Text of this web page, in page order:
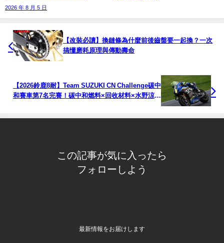
2026 年 8 月 5 日
【改裝必讀】換鏈條為什麼前後齒盤要一起換？一次
搞懂磨耗原理與傳動壽命
【2026鈴鹿8耐】Team SUZUKI CN Challenge碳中
和賽車第7名完賽！碳中和燃料×回收材料×水野涼刷
この記事が気に入ったら
フォローしよう
最新情報をお届けします